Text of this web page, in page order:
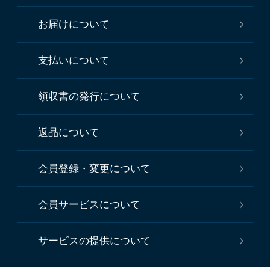
お届けについて
支払いについて
領収書の発行について
返品について
会員登録・変更について
会員サービスについて
サービスの提供について